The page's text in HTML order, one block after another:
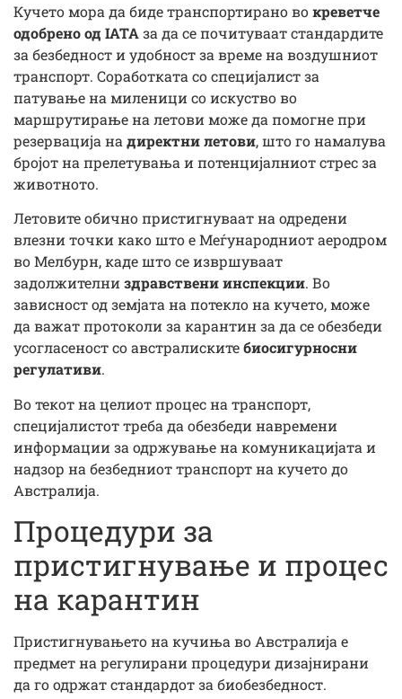
Кучето мора да биде транспортирaно вокреветче
одобрено од IATAза да се почитуваат стандардите
за безбедност и удобност за време на воздушниот
транспорт. Соработката со специјалист за
патување на миленици со искуство во
маршрутирање на летови може да помогне при
резервација на директни летови, што го намалува
бројот на прелетувања и потенцијалниот стрес за
животното.
Летовите обично пристигнуваат на одредени
влезни точки како што е Меѓународниот аеродром
во Мелбурн, каде што се извршуваат
задолжителниздравствени инспекции. Во
зависност од земјата на потекло на кучето, може
да важат протоколи за карантин за да се обезбеди
усогласеност со австралискитебиосигурносни
регулативи.
Во текот на целиот процес на транспорт,
специјалистот треба да обезбеди навремени
информации за одржување на комуникацијата и
надзор на безбедниот транспорт на кучето до
Австралија.
Процедури за
пристигнување и процес
на карантин
Пристигнувањето на кучиња во Австралија е
предмет на регулирани процедури дизајнирани
да го одржат стандардот за биобезбедност.